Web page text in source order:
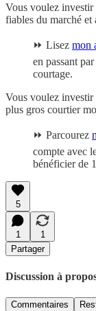
Vous voulez investir
fiables du marché et
⏩ Lisez mon
en passant par
courtage.
Vous voulez
plus gros courtier
⏩ Parcourez
compte avec
bénéficier de
5
1
1
Partager
Discussion à
Commentaires